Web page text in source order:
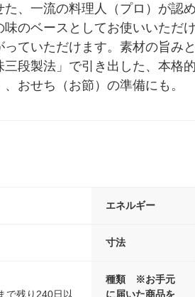
、一流の料理人（プロ）が認
のベースとしてお使いいただ
ていただけます。素材の旨み
段製法」で引き出した、本格
おせち（お節）の準備にも。
エネルギー
寸法
で残り240日以
種類 ※お手元
に届いた商品を